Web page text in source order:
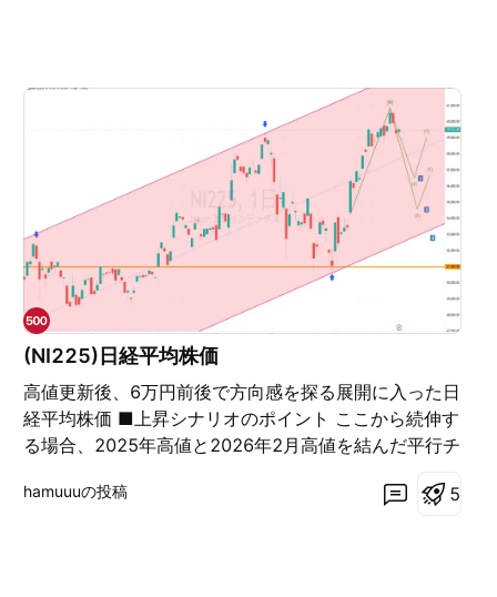
(NI225)日経平均株価
高値更新後、6万円前後で方向感を探る展開に入った日
経平均株価 ■上昇シナリオのポイント ここから続伸す
る場合、2025年高値と2026年2月高値を結んだ平行チ
ットとして意識されやすい ただし、現在は最高値圏に
hamuuuの投稿 5